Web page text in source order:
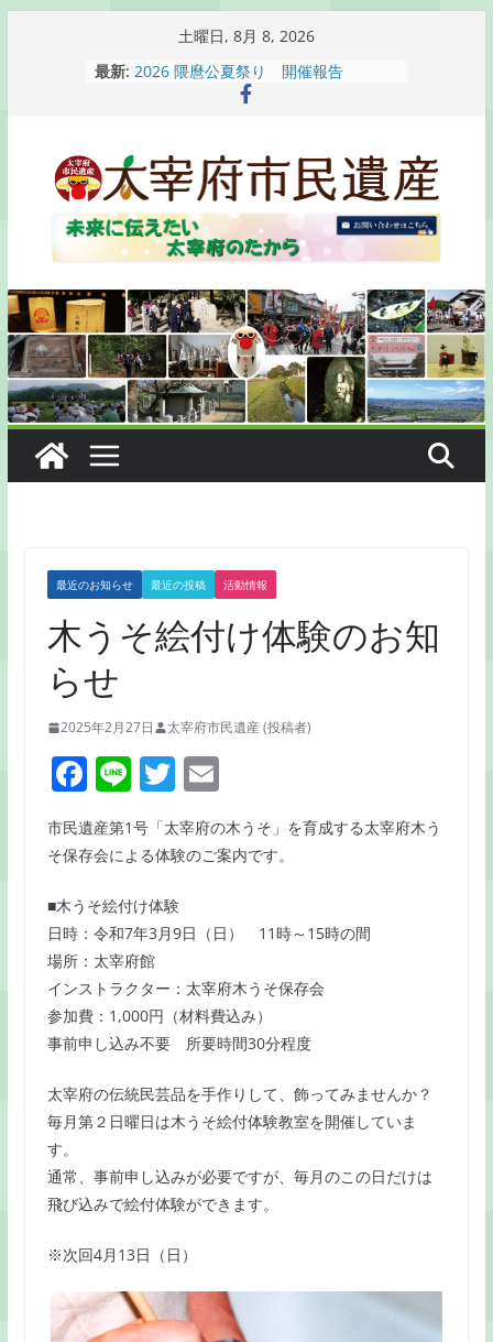
プ
土曜日, 8月 8, 2026
最新: 2026 隈麿公夏祭り 開催報告
通古賀歴史勉強会が開催されます
梅香苑夏まつり子どもみこし開催のお
知らせ
木うそ絵付け体験のお知らせ
最近のお知らせ 最近の投稿 活動情報
木うそ絵付け体験のお知
らせ
2025年2月27日 太宰府市民遺産 (投稿者)
F
a
c
e
b
o
o
k
Li
n
e
T
w
itt
er
E
m
ai
l
市民遺産第1号「太宰府の木うそ」を育成する太宰府木う
そ保存会による体験のご案内です。
■木うそ絵付け体験
日時：令和7年3月9日（日） 11時～15時の間
場所：太宰府館
インストラクター：太宰府木うそ保存会
参加費：1,000円（材料費込み）
事前申し込み不要 所要時間30分程度
太宰府の伝統民芸品を手作りして、飾ってみませんか？
毎月第２日曜日は木うそ絵付体験教室を開催していま
す。
通常、事前申し込みが必要ですが、毎月のこの日だけは
飛び込みで絵付体験ができます。
※次回4月13日（日）